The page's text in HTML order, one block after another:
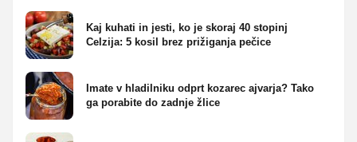
Kaj kuhati in jesti, ko je skoraj 40 stopinj
Celzija: 5 kosil brez prižiganja pečice
Imate v hladilniku odprt kozarec ajvarja? Tako
ga porabite do zadnje žlice